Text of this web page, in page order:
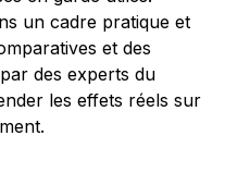
un cadre pratique et
et des
des experts du
les effets réels sur